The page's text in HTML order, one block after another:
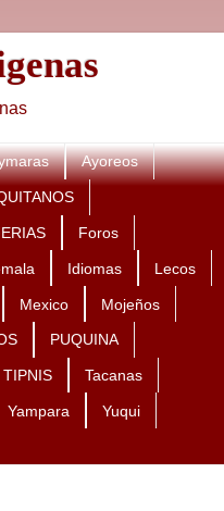
Ayoreos
Foros
Idiomas Lecos
Mexico Mojeños
PUQUINA
TIPNIS Tacanas
Yampara Yuqui